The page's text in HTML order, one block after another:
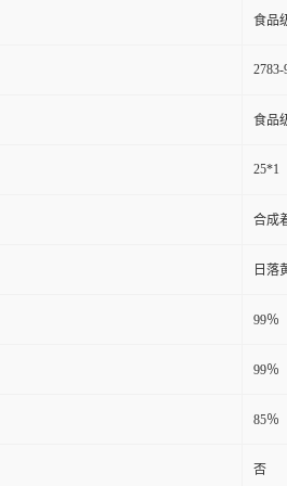
食品
2783-
食品
25*1
合成
日落
99％
99％
85％
否